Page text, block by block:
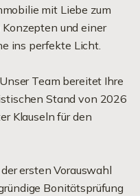
mit Liebe zum
und einer
ins perfekte Licht.
Unser Team bereitet Ihre
Stand von 2026
Klauseln für den
ersten Vorauswahl
Bonitätsprüfung